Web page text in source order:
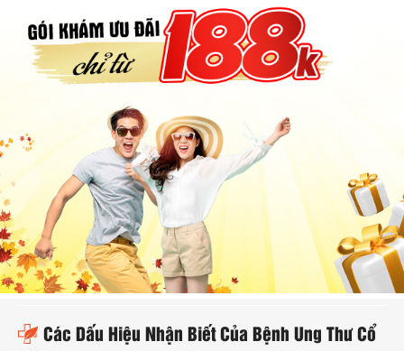
Các Dấu Hiệu Nhận Biết Của Bệnh Ung Thư Cổ